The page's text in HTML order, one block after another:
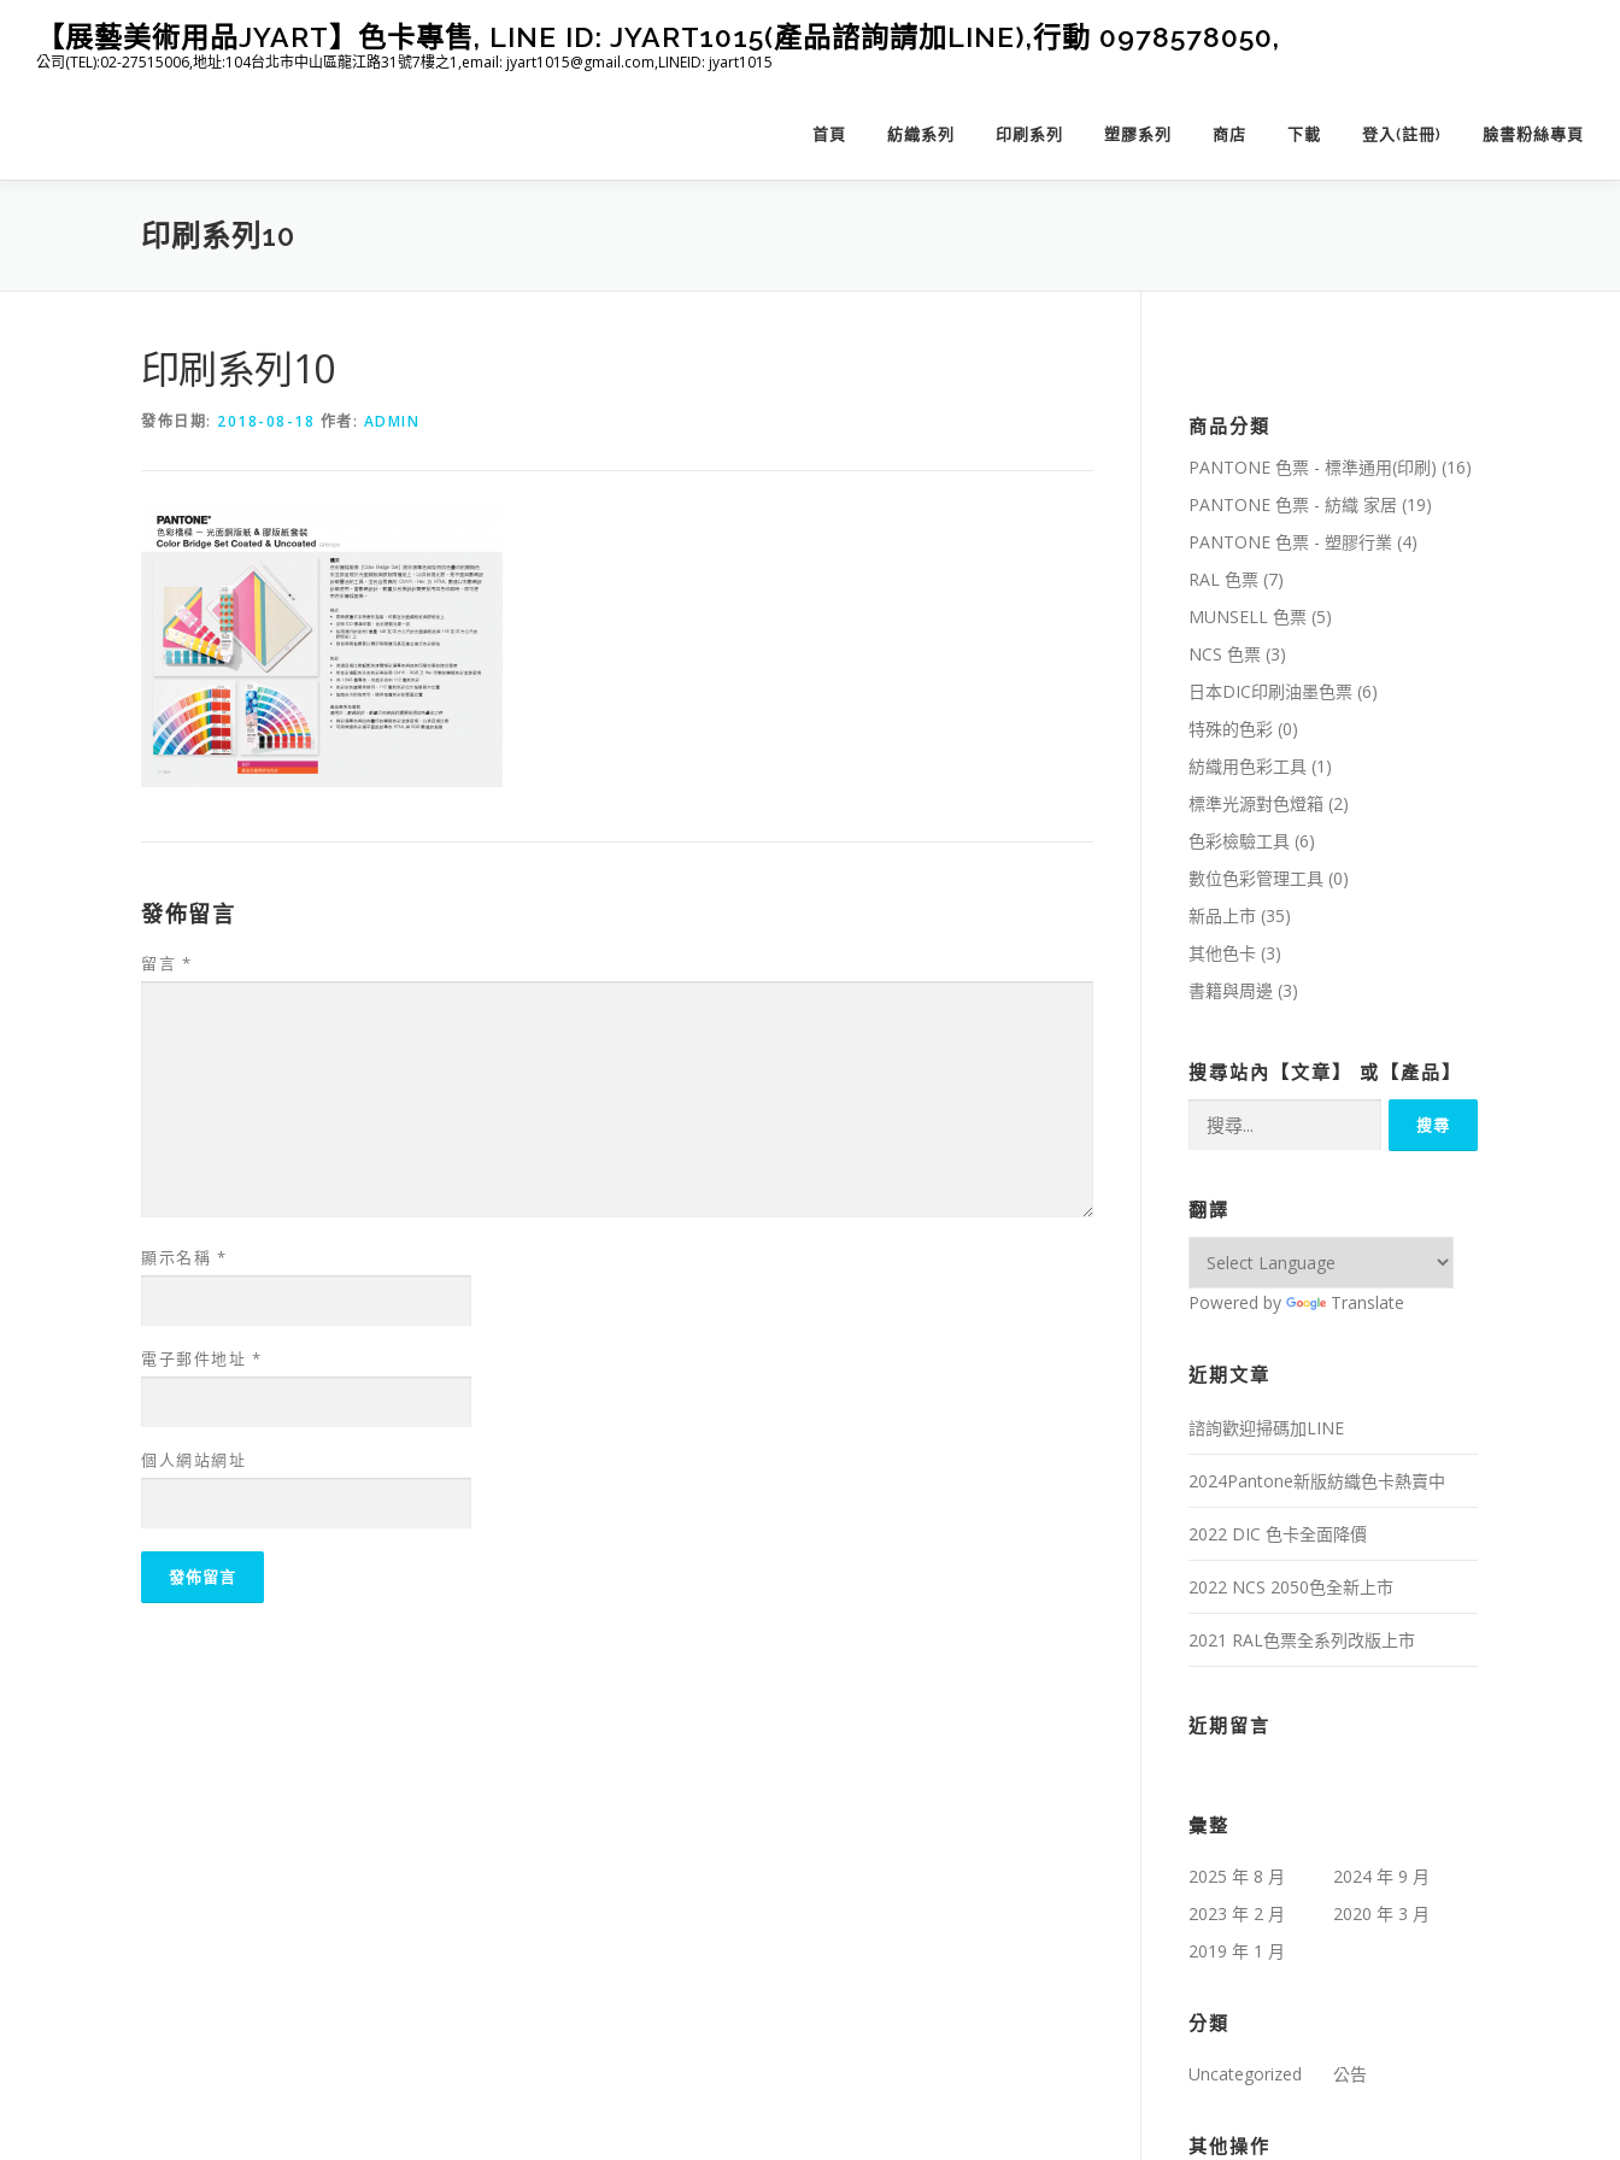
【展藝美術用品JYART】色卡專售, LINE ID: JYART1015(產品諮詢請加LINE),行動 0978578050,
公司(TEL):02-27515006,地址:104台北市中山區龍江路31號7樓之1,email: jyart1015@gmail.com,LINEID: jyart1015
首頁 紡織系列 印刷系列 塑膠系列 商店 下載 登入(註冊) 臉書粉絲專頁
印刷系列10
印刷系列10
發佈日期: 2018-08-18 作者: ADMIN
發佈留言
留言 *
顯示名稱 *
電子郵件地址 *
個人網站網址
商品分類
PANTONE 色票 - 標準通用(印刷) (16)
PANTONE 色票 - 紡織 家居 (19)
PANTONE 色票 - 塑膠行業 (4)
RAL 色票 (7)
MUNSELL 色票 (5)
NCS 色票 (3)
日本DIC印刷油墨色票 (6)
特殊的色彩 (0)
紡織用色彩工具 (1)
標準光源對色燈箱 (2)
色彩檢驗工具 (6)
數位色彩管理工具 (0)
新品上市 (35)
其他色卡 (3)
書籍與周邊 (3)
搜尋站內【文章】 或【產品】
鍵
字:
翻譯
Powered by Translate
近期文章
諮詢歡迎掃碼加LINE
2024Pantone新版紡織色卡熱賣中
2022 DIC 色卡全面降價
2022 NCS 2050色全新上市
2021 RAL色票全系列改版上市
近期留言
彙整
2025 年 8 月
2024 年 9 月
2023 年 2 月
2020 年 3 月
2019 年 1 月
分類
Uncategorized 公告
其他操作